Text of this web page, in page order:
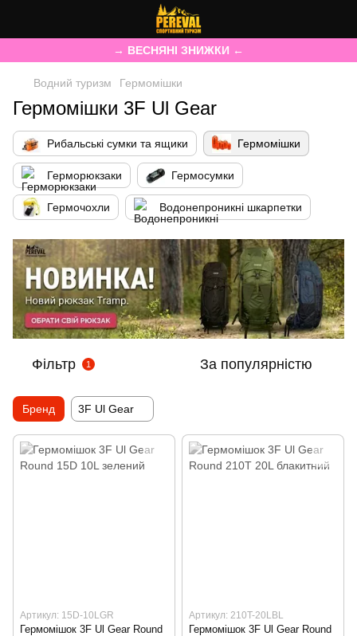
→ ВЕСНЯНІ ЗНИЖКИ ←
Водний туризм Гермомішки
Гермомішки 3F Ul Gear
Рибальські сумки та ящики Гермомішки
Герморюкзаки Гермосумки
Гермочохли Водонепроникні шкарпетки
Фільтр 1 За популярністю
Бренд 3F Ul Gear
Артикул: 15D-10LGR
Гермомiшок 3F Ul Gear Round
Артикул: 210T-20LBL
Гермомiшок 3F Ul Gear Round